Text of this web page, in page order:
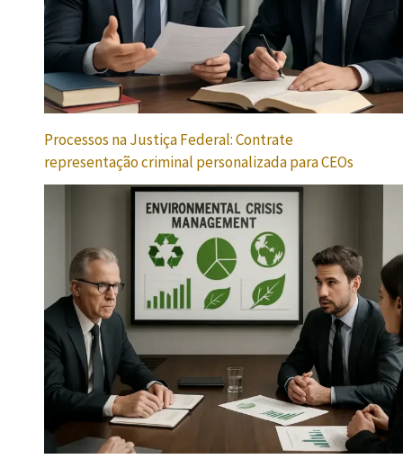
Processos na Justiça Federal: Contrate
representação criminal personalizada para CEOs